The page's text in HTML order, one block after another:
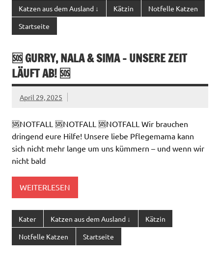
Katzen aus dem Ausland ↓ Kätzin Notfelle Katzen
Startseite
🆘 GURRY, NALA & SIMA – UNSERE ZEIT
LÄUFT AB! 🆘
April 29, 2025
🆘NOTFALL 🆘NOTFALL 🆘NOTFALL Wir brauchen
dringend eure Hilfe! Unsere liebe Pflegemama kann
sich nicht mehr lange um uns kümmern – und wenn wir
nicht bald
WEITERLESEN
Kater Katzen aus dem Ausland ↓ Kätzin
Notfelle Katzen Startseite